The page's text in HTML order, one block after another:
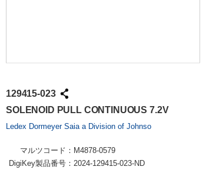
129415-023
SOLENOID PULL CONTINUOUS 7.2V
Ledex Dormeyer Saia a Division of Johnso
マルツコード： M4878-0579
DigiKey製品番号： 2024-129415-023-ND